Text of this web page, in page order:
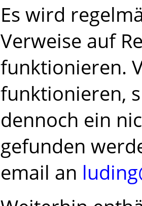
Es wird
Verweise auf
funktionieren.
funktionieren,
dennoch ein
gefunden
email an